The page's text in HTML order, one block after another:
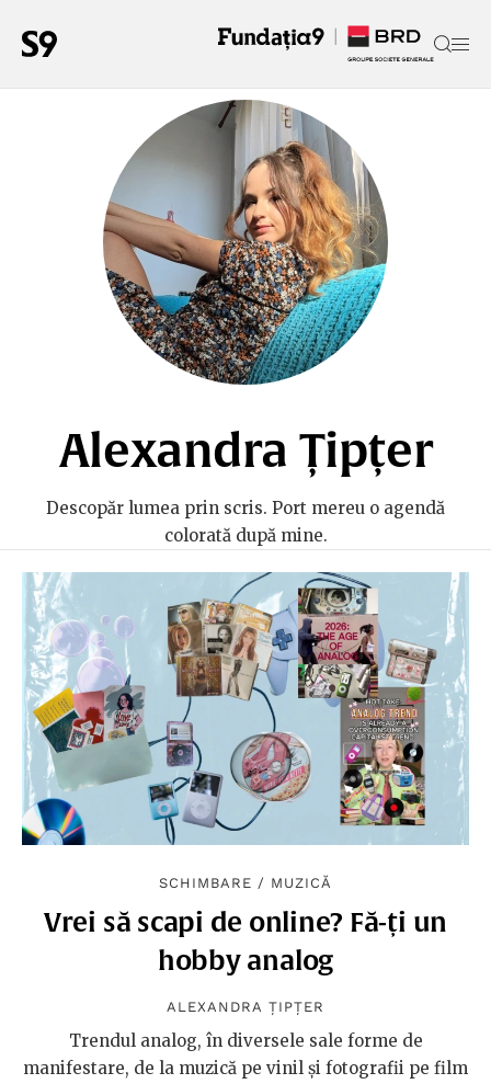
Alexandra Țipțer
Descopăr lumea prin scris. Port mereu o agendă
colorată după mine.
SCHIMBARE / MUZICĂ
Vrei să scapi de online? Fă-ți un
hobby analog
ALEXANDRA ȚIPȚER
Trendul analog, în diversele sale forme de
manifestare, de la muzică pe vinil și fotografii pe film